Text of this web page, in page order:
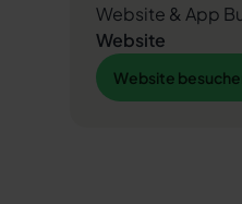
Website & App
Website
Website besuchen
Website